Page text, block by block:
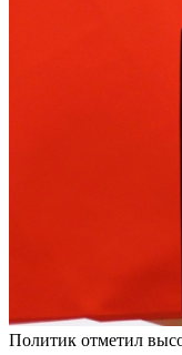
Политик отметил